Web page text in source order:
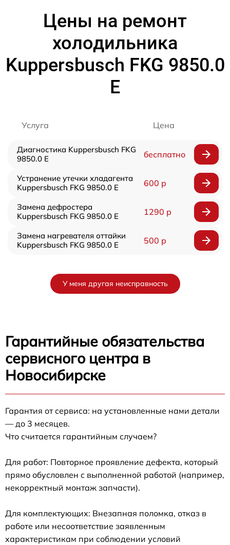
Цены на ремонт
холодильника
Kuppersbusch FKG 9850.0
E
Услуга Цена
Диагностика Kuppersbusch FKG
9850.0 E
бесплатно
Устранение утечки хладагента
Kuppersbusch FKG 9850.0 E
600 р
Замена дефростера
Kuppersbusch FKG 9850.0 E
1290 р
Замена нагревателя оттайки
Kuppersbusch FKG 9850.0 E
500 р
У меня другая неисправность
Гарантийные обязательства
сервисного центра в
Новосибирске
Гарантия от сервиса: на установленные нами детали
— до 3 месяцев.
Что считается гарантийным случаем?
Для работ: Повторное проявление дефекта, который
прямо обусловлен с выполненной работой (например,
некорректный монтаж запчасти).
Для комплектующих: Внезапная поломка, отказ в
работе или несоответствие заявленным
характеристикам при соблюдении условий